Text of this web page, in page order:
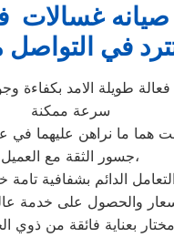
صيانه غسالات
في التواصل
طويلة الامد بكفاءة
سرعة ممكنة
هما ما نراهن عليهما في
جسور الثقة مع العميل،
الدائم بشفافية تامة
بعناية فائقة من ذوي